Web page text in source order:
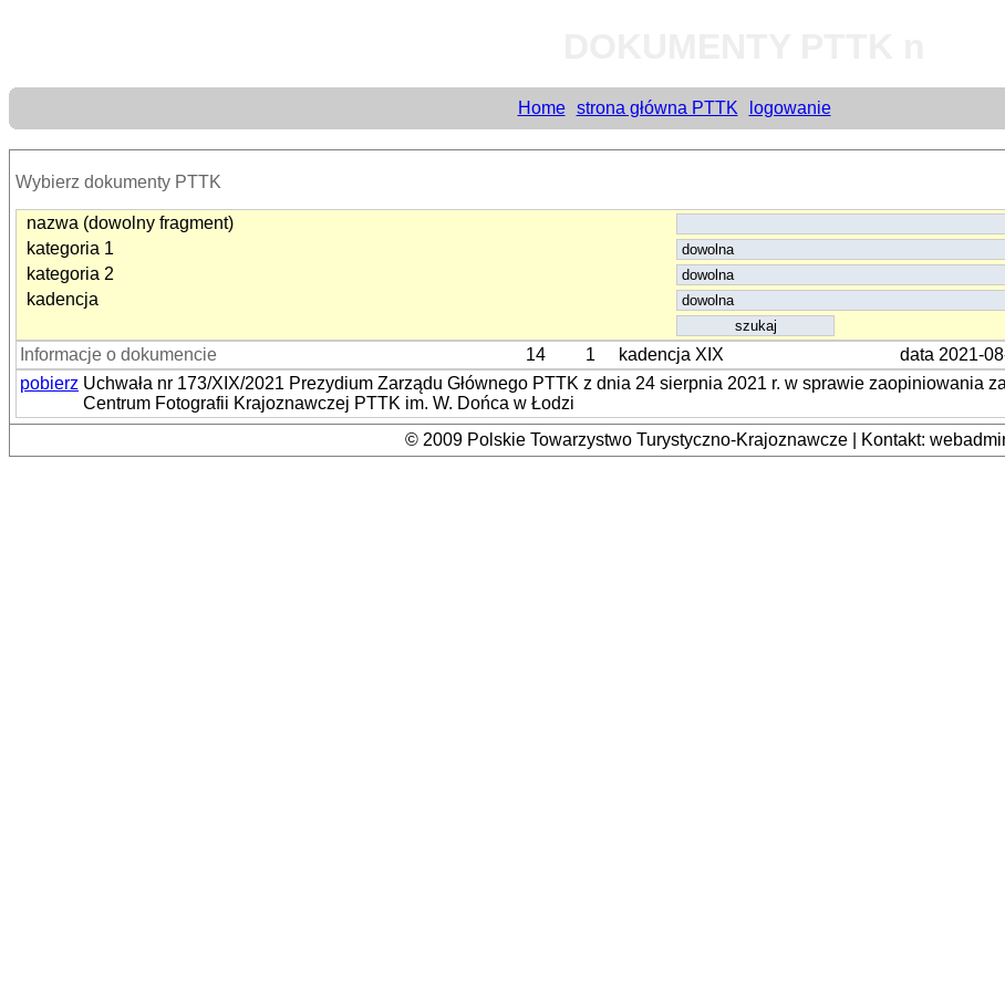
Home strona główna PTTK logowanie
Wybierz dokumenty PTTK
nazwa (dowolny fragment)
kategoria 1
kategoria 2
kadencja
Informacje o dokumencie 14 1 kadencja XIX data 2021-
pobierz Uchwała nr 173/XIX/2021 Prezydium Zarządu Głównego PTTK z dnia 24 sierpnia 2021 r. w sprawie zaopiniowania
Centrum Fotografii Krajoznawczej PTTK im. W. Dońca w Łodzi
© 2009 Polskie Towarzystwo Turystyczno-Krajoznawcze | Kontakt: